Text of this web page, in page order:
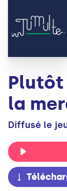
Plutôt
la
Diffusé le